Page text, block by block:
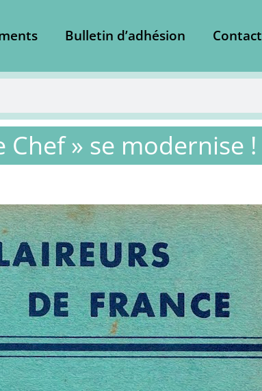
Bulletin d’adhésion Contact
Chef » se modernise !